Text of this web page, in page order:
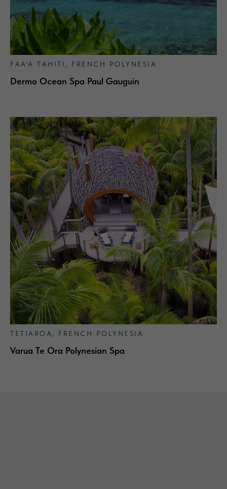
FAA'A TAHITI, FRENCH POLYNESIA
Dermo Ocean Spa Paul Gauguin
TETIAROA, FRENCH POLYNESIA
Varua Te Ora Polynesian Spa
брендаAlgotherm в России
Стать партнером